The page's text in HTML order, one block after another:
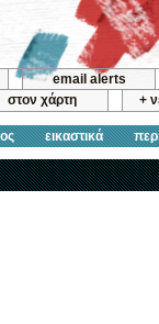
email alerts
στον χάρτη +
εικαστικά